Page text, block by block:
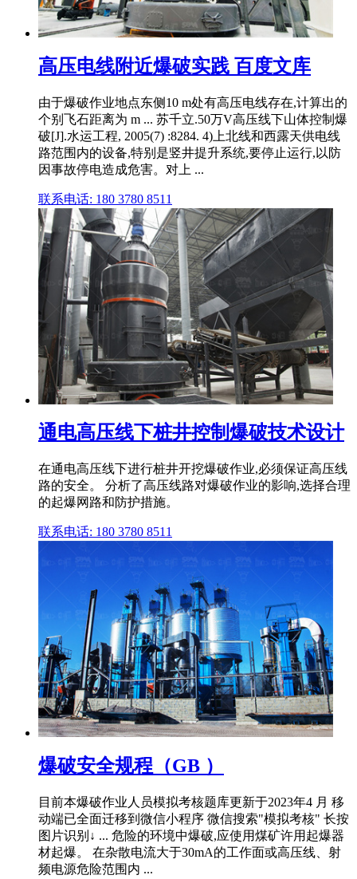
高压电线附近爆破实践 百度文库
由于爆破作业地点东侧10 m处有高压电线存在,计算出的
个别飞石距离为 m ... 苏千立.50万V高压线下山体控制爆
破[J].水运工程, 2005(7) :8284. 4)上北线和西露天供电线
路范围内的设备,特别是竖井提升系统,要停止运行,以防
因事故停电造成危害。对上 ...
联系电话: 180 3780 8511
通电高压线下桩井控制爆破技术设计
在通电高压线下进行桩井开挖爆破作业,必须保证高压线
路的安全。 分析了高压线路对爆破作业的影响,选择合理
的起爆网路和防护措施。
联系电话: 180 3780 8511
爆破安全规程（GB ）
目前本爆破作业人员模拟考核题库更新于2023年4 月 移
动端已全面迁移到微信小程序 微信搜索"模拟考核" 长按
图片识别↓ ... 危险的环境中爆破,应使用煤矿许用起爆器
材起爆。 在杂散电流大于30mA的工作面或高压线、射
频电源危险范围内 ...